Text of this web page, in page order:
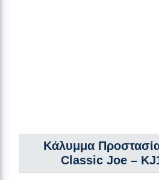
Κάλυμμα
Classic Joe –